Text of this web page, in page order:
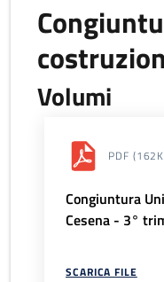
Volumi
PDF
Congiuntura
Cesena - 3°
SCARICA FILE